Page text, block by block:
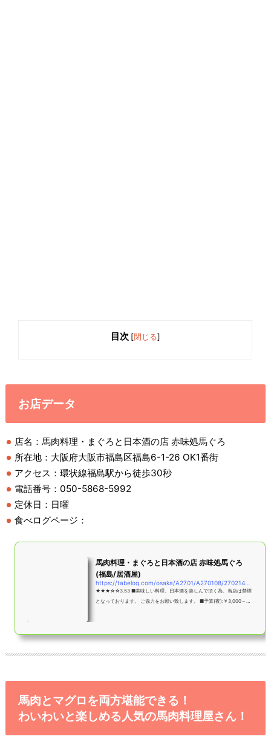
目次 [閉じる]
お店データ
店名：馬肉料理・まぐろと日本酒の店 赤味処馬ぐろ
所在地：大阪府大阪市福島区福島6-1-26 OK1番街
アクセス：環状線福島駅から徒歩30秒
電話番号：050-5868-5992
定休日：日曜
食べログページ：
馬肉料理・まぐろと日本酒の店 赤味処馬ぐろ
(福島/居酒屋)
★★★☆☆3.53 ■美味しい料理、日本酒を楽しんで頂く為、当店は禁煙
となっております。 ご協力をお願い致します。 ■予算(夜):￥3,000～
馬肉とマグロを両方堪能できる！
わいわいと楽しめる人気の馬肉料理屋さん！